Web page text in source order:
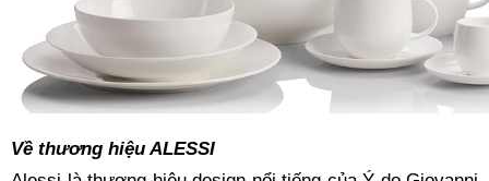
Về thương hiệu ALESSI